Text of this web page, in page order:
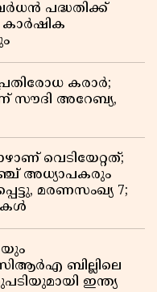
പദ്ധതിക്ക്
കാർഷിക
കരാർ;
സൗദി അറേബ്യ,
വെടിയേറ്റത്;
അധ്യാപകരും
മരണസംഖ്യ 7;
ബില്ലിലെ
ഇന്ത്യ